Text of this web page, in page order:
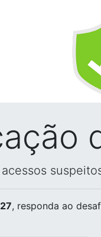
, responda ao